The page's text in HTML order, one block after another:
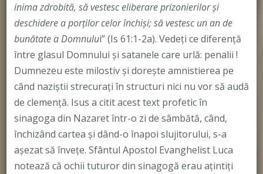
inima zdrobită, să vestesc eliberare prizonierilor şi
deschidere a porţilor celor închişi; să vestesc un an de
bunătate a Domnului” (Is 61:1-2a). Vedeți ce diferență
între glasul Domnului și satanele care urlă: penalii !
Dumnezeu este milostiv și dorește amnistierea pe
când naziștii strecurați în structuri nici nu vor să audă
de clemență. Isus a citit acest text profetic în
sinagoga din Nazaret într-o zi de sâmbătă, când,
închizând cartea şi dând-o înapoi slujitorului, s-a
aşezat să înveţe. Sfântul Apostol Evanghelist Luca
notează că ochii tuturor din sinagogă erau aţintiţi